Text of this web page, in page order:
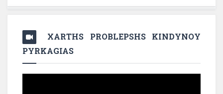
XARTHS PROBLEPSHS KINDYNOY
PYRKAGIAS